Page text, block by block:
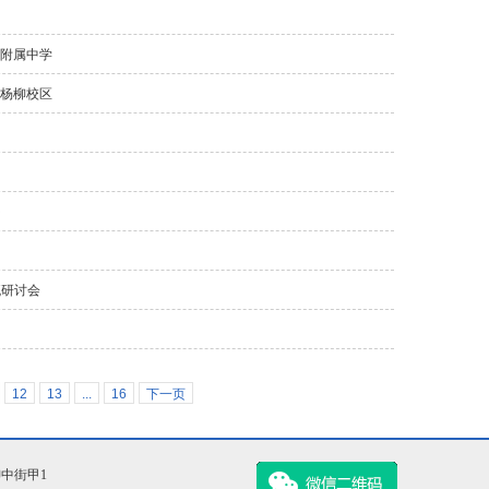
属中学
柳校区
讨会
12 13 ... 16 下一页
街甲1